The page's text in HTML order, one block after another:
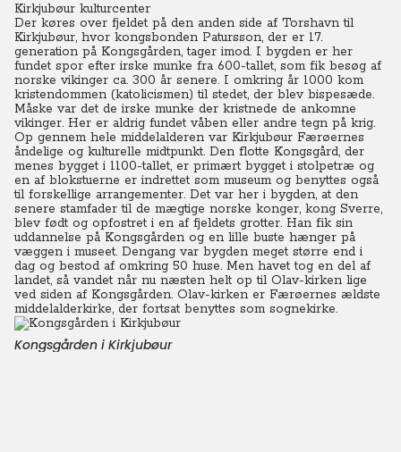
Kirkjubøur kulturcenter
Der køres over fjeldet på den anden side af Torshavn til
Kirkjubøur, hvor kongsbonden Patursson, der er 17.
generation på Kongsgården, tager imod. I bygden er her
fundet spor efter irske munke fra 600-tallet, som fik besøg af
norske vikinger ca. 300 år senere. I omkring år 1000 kom
kristendommen (katolicismen) til stedet, der blev bispesæde.
Måske var det de irske munke der kristnede de ankomne
vikinger. Her er aldrig fundet våben eller andre tegn på krig.
Op gennem hele middelalderen var Kirkjubøur Færøernes
åndelige og kulturelle midtpunkt. Den flotte Kongsgård, der
menes bygget i 1100-tallet, er primært bygget i stolpetræ og
en af blokstuerne er indrettet som museum og benyttes også
til forskellige arrangementer. Det var her i bygden, at den
senere stamfader til de mægtige norske konger, kong Sverre,
blev født og opfostret i en af fjeldets grotter. Han fik sin
uddannelse på Kongsgården og en lille buste hænger på
væggen i museet. Dengang var bygden meget større end i
dag og bestod af omkring 50 huse. Men havet tog en del af
landet, så vandet når nu næsten helt op til Olav-kirken lige
ved siden af Kongsgården. Olav-kirken er Færøernes ældste
middelalderkirke, der fortsat benyttes som sognekirke.
Kongsgården i Kirkjubøur